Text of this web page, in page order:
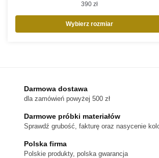
390 zł
Wybierz rozmiar
Opcje
można
wybrać
stronie
Darmowa dostawa
dla zamówień powyżej 500 zł
Darmowe próbki materiałów
Sprawdź grubość, fakturę oraz nasycenie
Polska firma
Polskie produkty, polska gwarancja